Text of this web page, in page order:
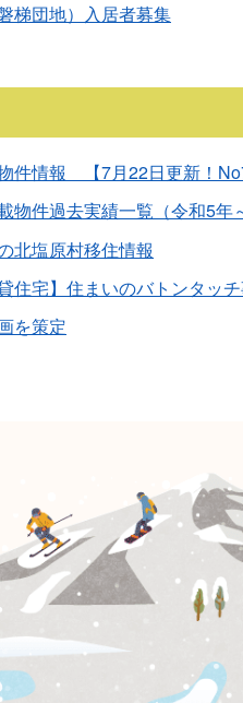
梯団地）入居者募集
件情報 【7月22日更新！
物件過去実績一覧（令和5年
北塩原村移住情報
住宅】住まいのバトンタッ
を策定